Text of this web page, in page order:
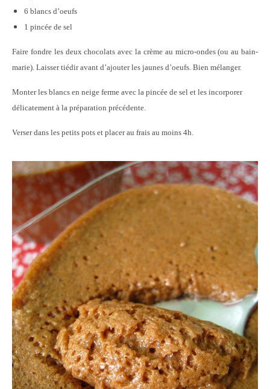
6 blancs d’oeufs
1 pincée de sel
Faire fondre les deux chocolats avec la crème au micro-ondes (ou au bain-
marie). Laisser tiédir avant d’ajouter les jaunes d’oeufs. Bien mélanger.
Monter les blancs en neige ferme avec la pincée de sel et les incorporer
délicatement à la préparation précédente.
Verser dans les petits pots et placer au frais au moins 4h.